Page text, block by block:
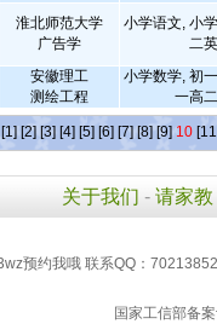
淮北师范大学
广告学
小学语文, 小
二
安徽理工
测绘工程
小学数学, 初
一高
[1] [2] [3] [4] [5] [6] [7] [8] [9] 10
关于我们 - 请家教
预约我哦 联系QQ：
国家工信部备